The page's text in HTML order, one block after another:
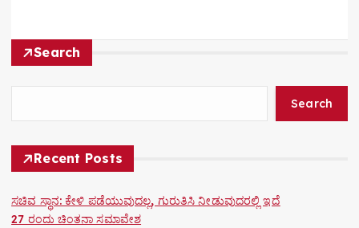
g
a
t
i
o
n
Search
Search
Recent Posts
ಸಚಿವ ಸ್ಥಾನ: ಕೇಳಿ ಪಡೆಯುವುದಲ್ಲ, ಗುರುತಿಸಿ ನೀಡುವುದರಲ್ಲಿ ಇದೆ
27 ರಂದು ಚಿಂತನಾ ಸಮಾವೇಶ